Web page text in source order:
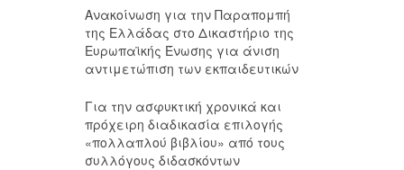
Ανακοίνωση για την Παραπομπή
της Ελλάδας στο Δικαστήριο της
Ευρωπαϊκής Ένωσης για άνιση
αντιμετώπιση των εκπαιδευτικών
Για την ασφυκτική χρονικά και
πρόχειρη διαδικασία επιλογής
«πολλαπλού βιβλίου» από τους
συλλόγους διδασκόντων